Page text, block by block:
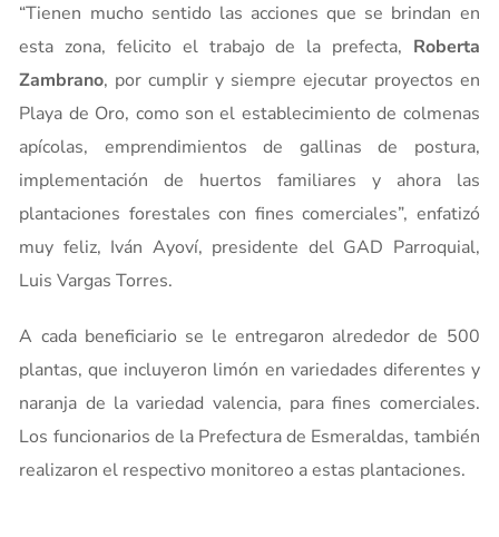
“Tienen mucho sentido las acciones que se brindan en
esta zona, felicito el trabajo de la prefecta, Roberta
Zambrano, por cumplir y siempre ejecutar proyectos en
Playa de Oro, como son el establecimiento de colmenas
apícolas, emprendimientos de gallinas de postura,
implementación de huertos familiares y ahora las
plantaciones forestales con fines comerciales”, enfatizó
muy feliz, Iván Ayoví, presidente del GAD Parroquial,
Luis Vargas Torres.
A cada beneficiario se le entregaron alrededor de 500
plantas, que incluyeron limón en variedades diferentes y
naranja de la variedad valencia, para fines comerciales.
Los funcionarios de la Prefectura de Esmeraldas, también
realizaron el respectivo monitoreo a estas plantaciones.